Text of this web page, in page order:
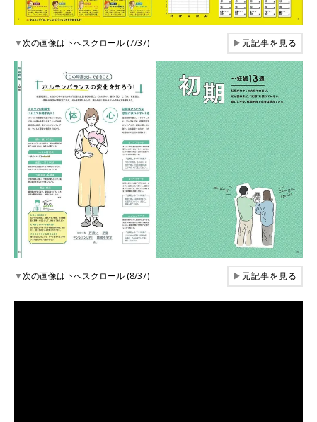
▼次の画像は下へスクロール (7/37) ▶元記事を見る
▼次の画像は下へスクロール (8/37) ▶元記事を見る